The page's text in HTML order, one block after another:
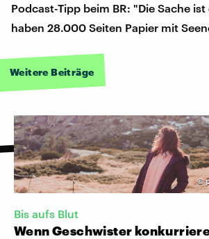
Podcast-Tipp beim BR: "Die Sache ist
haben 28.000 Seiten Papier mit
Weitere Beiträge
©
Bis aufs Blut
Wenn Geschwister